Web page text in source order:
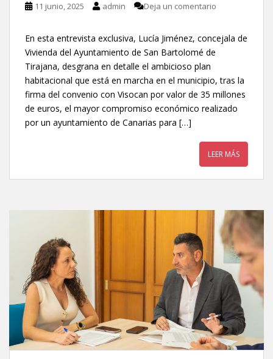
11 junio, 2025 admin Deja un comentario
En esta entrevista exclusiva, Lucía Jiménez, concejala de
Vivienda del Ayuntamiento de San Bartolomé de
Tirajana, desgrana en detalle el ambicioso plan
habitacional que está en marcha en el municipio, tras la
firma del convenio con Visocan por valor de 35 millones
de euros, el mayor compromiso económico realizado
por un ayuntamiento de Canarias para […]
LEER MÁS